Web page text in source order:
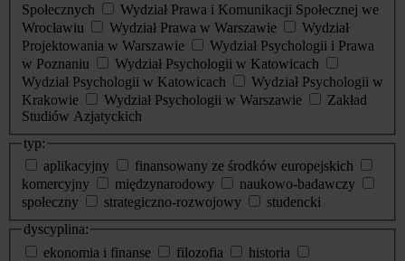
Społecznych
Wydział Prawa i Komunikacji Społecznej we
Wrocławiu
Wydział Prawa w Warszawie
Wydział
Projektowania w Warszawie
Wydział Psychologii i Prawa
w Poznaniu
Wydział Psychologii w Katowicach
Wydział Psychologii w Katowicach
Wydział Psychologii w
Krakowie
Wydział Psychologii w Warszawie
Zakład
Studiów Azjatyckich
typ:
aplikacyjny
finansowany ze środków europejskich
komercyjny
międzynarodowy
naukowo-badawczy
społeczny
strategiczno-rozwojowy
studencki
dyscyplina:
ekonomia i finanse
filozofia
historia